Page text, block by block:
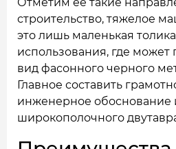
Отметим ее такие
строительство, тяжелое
это лишь маленькая
использования, где может
вид фасонного черного
Главное составить
инженерное обоснование
широкополочного